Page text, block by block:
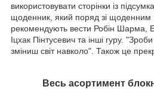
використовувати сторінки із
щоденник, який поряд зі щоденним
рекомендують вести Робін Шарма,
Іцхак Пінтусевич та інші гуру.
зміниш світ навколо". Також це
Весь асортимент